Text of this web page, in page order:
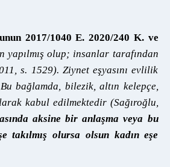
2017/1040 E. 2020/240 K. ve
yapılmış olup; insanlar tarafından
s. 1529). Ziynet eşyasını evlilik
bağlamda, bilezik, altın kelepçe,
kabul edilmektedir (Sağıroğlu,
aksine bir anlaşma veya bu
takılmış olursa olsun kadın eşe